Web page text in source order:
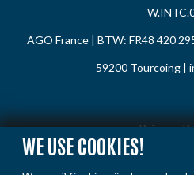
WE USE COOKIES!
AGO France | BTW: FR48 420
59200 Tourcoing |
Privacy
Cookie